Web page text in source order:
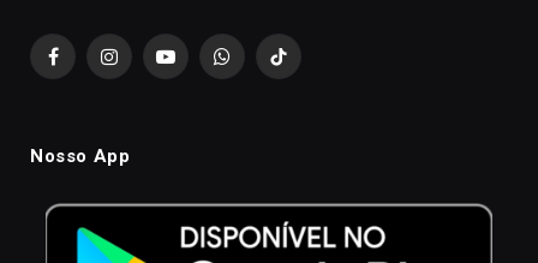
FacebookInstagramYouTubeWhatsAppTikTok
Nosso App